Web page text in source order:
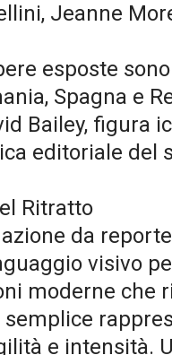
Jeanne
esposte
Spagna e
Bailey, figura
editoriale del
Ritratto
da
visivo
moderne che
e intensità.